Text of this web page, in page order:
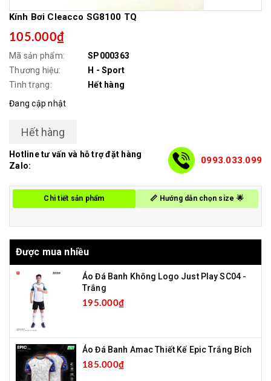
Kính Bơi Cleacco SG8100 TQ
105.000₫
Mã sản phẩm:
SP000363
Thương hiệu:
H - Sport
Tình trạng:
Hết hàng
Đang cập nhật
Hết hàng
Hotline tư vấn và hỗ trợ đặt hàng
Zalo:
0993.033.099
Chi tiết sản phẩm 📏 Hướng dẫn chọn size 🌟
Được mua nhiều
Áo Đá Banh Không Logo Just Play SC04 -
Trắng
195.000₫
Áo Đá Banh Amac Thiết Kế Epic Trắng Bích
185.000₫